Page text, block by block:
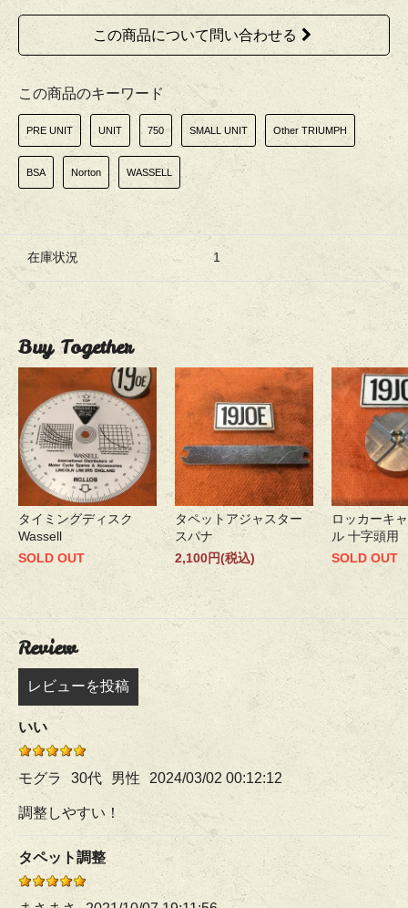
この商品について問い合わせる
この商品のキーワード
PRE UNIT UNIT 750 SMALL UNIT Other TRIUMPH
BSA Norton WASSELL
在庫状況 1
Buy Together
タイミングディスク
Wassell
SOLD OUT
タペットアジャスター
スパナ
2,100円(税込)
ロッカーキ
ル 十字頭用
SOLD OUT
Review
レビューを投稿
いい
モグラ 30代 男性 2024/03/02 00:12:12
調整しやすい！
タペット調整